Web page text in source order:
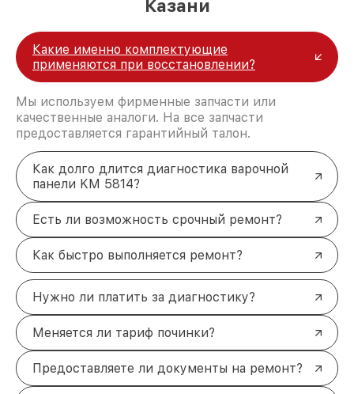
Казани
Какие именно комплектующие
применяются при восстановлении?
Мы используем фирменные запчасти или
качественные аналоги. На все запчасти
предоставляется гарантийный талон.
Как долго длится диагностика варочной
панели KM 5814?
Есть ли возможность срочный ремонт?
Как быстро выполняется ремонт?
Нужно ли платить за диагностику?
Меняется ли тариф починки?
Предоставляете ли документы на ремонт?